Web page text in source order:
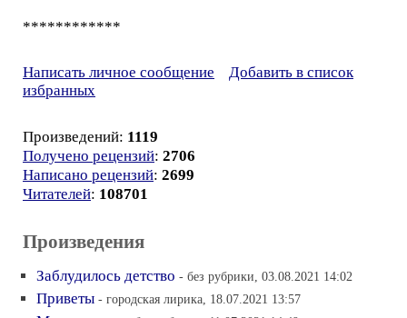
************
Написать личное сообщение
Добавить в список
избранных
Произведений: 1119
Получено рецензий: 2706
Написано рецензий: 2699
Читателей: 108701
Произведения
Заблудилось детство - без рубрики, 03.08.2021 14:02
Приветы - городская лирика, 18.07.2021 13:57